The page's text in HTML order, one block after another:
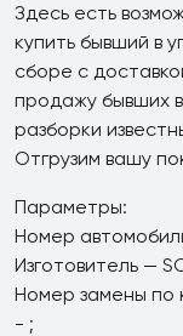
Здесь есть
купить бывший в
сборе с
продажу бывших
разборки
Отгрузим вашу
Параметры:
Номер
Изготовитель —
Номер замены по
- ;